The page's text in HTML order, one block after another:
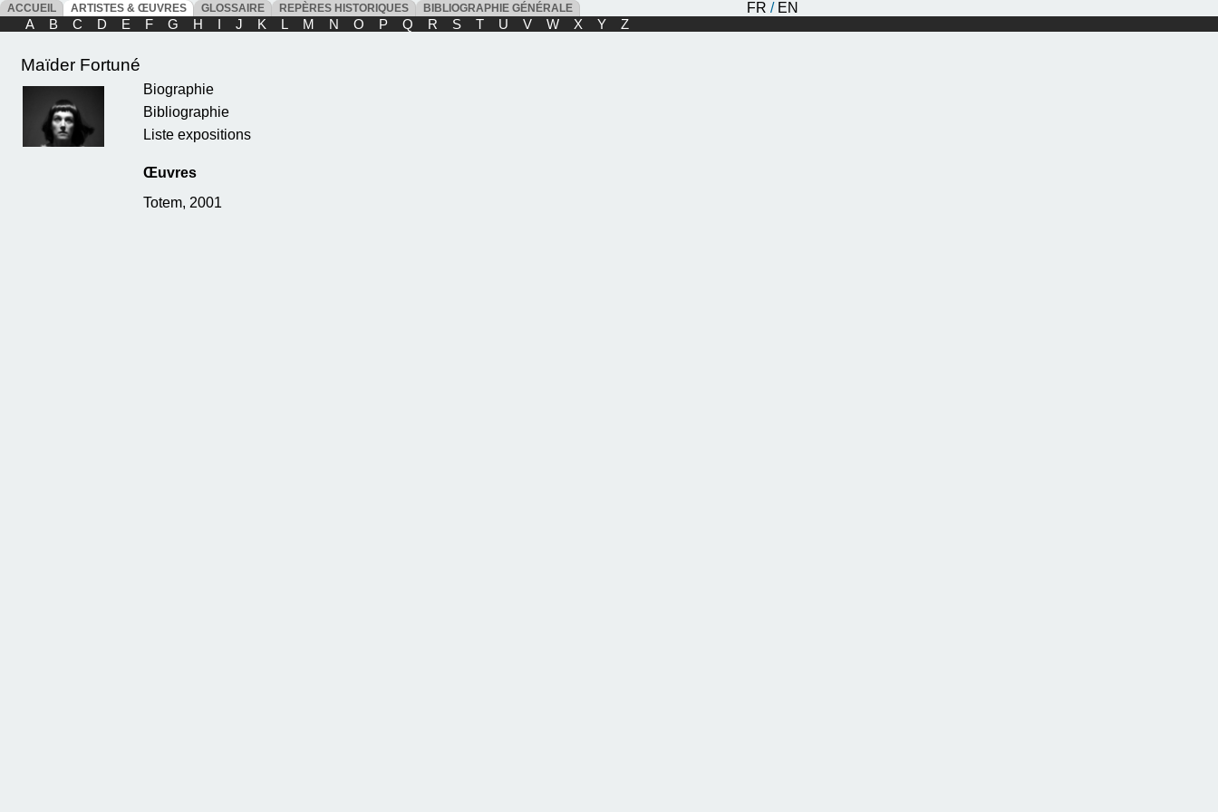
ACCUEIL ARTISTES & ŒUVRES GLOSSAIRE REPÈRES HISTORIQUES BIBLIOGRAPHIE GÉNÉRALE FR / EN
A
B C D E F G H I J K L M N O P Q R S T U V W X Y Z